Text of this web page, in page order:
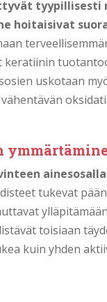
tyypillisesti
hoitaisivat
uskotaan
tukevat
toisiaan
kuin yhden